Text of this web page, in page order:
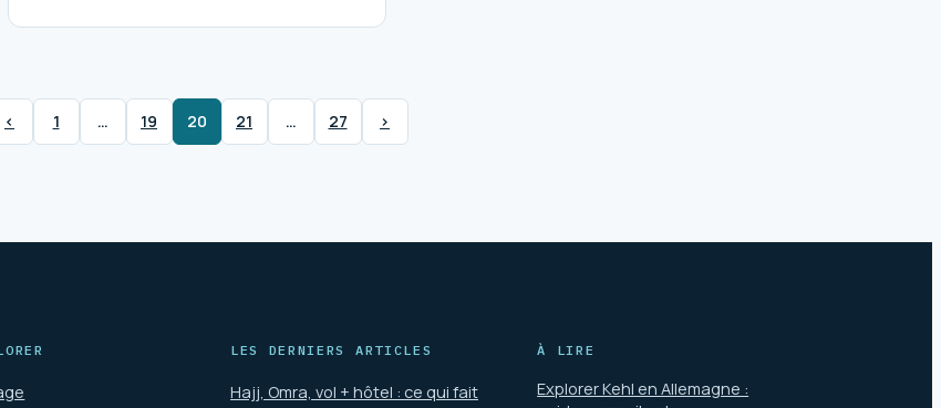
‹ 1 … 19 20 21 … 27 ›
LES DERNIERS ARTICLES
Hajj, Omra, vol + hôtel : ce qui fait
À LIRE
Explorer Kehl en Allemagne :